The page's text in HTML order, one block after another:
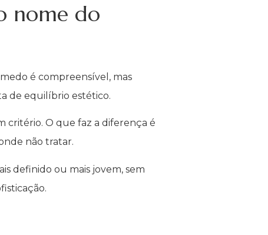
nome do
é compreensível, mas
de equilíbrio estético.
critério. O que faz a diferença é
não tratar.
definido ou mais jovem, sem